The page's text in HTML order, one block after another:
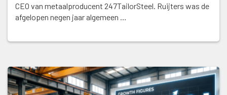
CEO van metaalproducent 247TailorSteel. Ruijters was de
afgelopen negen jaar algemeen …